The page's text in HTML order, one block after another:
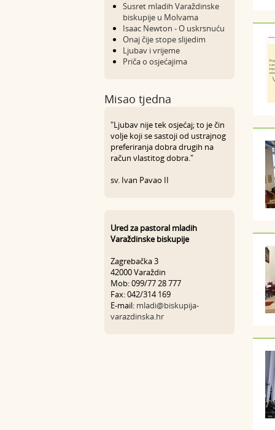
Susret mladih Varaždinske
biskupije u Molvama
Isaac Newton - O uskrsnuću
Onaj čije stope slijedim
Ljubav i vrijeme
Priča o osjećajima
Misao tjedna
"Ljubav nije tek osjećaj; to je čin
volje koji se sastoji od ustrajnog
preferiranja dobra drugih na
račun vlastitog dobra."
sv. Ivan Pavao II
Ured za pastoral mladih
Varaždinske biskupije
Zagrebačka 3
42000 Varaždin
Mob: 099/77 28 777
Fax: 042/314 169
E-mail: mladi@biskupija-
varazdinska.hr